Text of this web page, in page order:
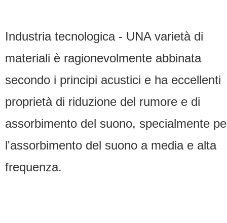
Industria tecnologica - UNA varietà di
materiali è ragionevolmente abbinata
secondo i principi acustici e ha eccellenti
proprietà di riduzione del rumore e di
assorbimento del suono, specialmente
l'assorbimento del suono a media e alta
frequenza.